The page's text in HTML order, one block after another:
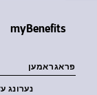
myBenefits
פראגראמען
נערונג